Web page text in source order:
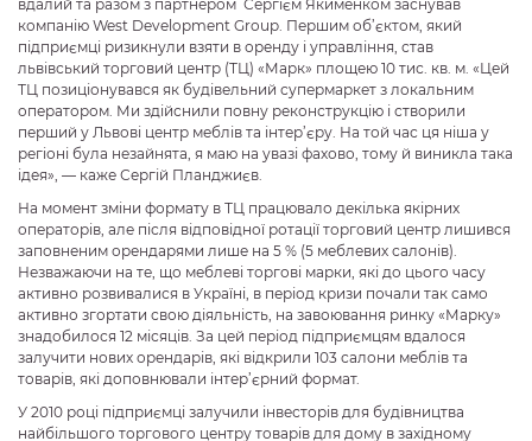
вдалий та разом з партнером Сергієм Якименком заснував
компанію West Development Group. Першим об’єктом, який
підприємці ризикнули взяти в оренду і управління, став
львівський торговий центр (ТЦ) «Марк» площею 10 тис. кв. м. «Цей
ТЦ позиціонувався як будівельний супермаркет з локальним
оператором. Ми здійснили повну реконструкцію і створили
перший у Львові центр меблів та інтер’єру. На той час ця ніша у
регіоні була незайнята, я маю на увазі фахово, тому й виникла така
ідея», — каже Сергій Планджиєв.
На момент зміни формату в ТЦ працювало декілька якірних
операторів, але після відповідної ротації торговий центр лишився
заповненим орендарями лише на 5 % (5 меблевих салонів).
Незважаючи на те, що меблеві торгові марки, які до цього часу
активно розвивалися в Україні, в період кризи почали так само
активно згортати свою діяльність, на завоювання ринку «Марку»
знадобилося 12 місяців. За цей період підприємцям вдалося
залучити нових орендарів, які відкрили 103 салони меблів та
товарів, які доповнювали інтер’єрний формат.
У 2010 році підприємці залучили інвесторів для будівництва
найбільшого торгового центру товарів для дому в західному